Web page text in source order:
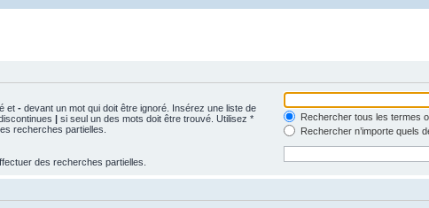
et - devant un mot qui doit être ignoré. Insérez une liste de
| si seul un des mots doit être trouvé. Utilisez *
recherches partielles.
Rechercher tous les termes
Rechercher n’importe quels
des recherches partielles.